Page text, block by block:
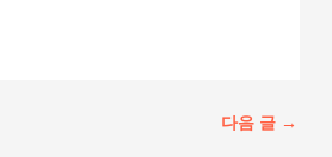
다음 글 →